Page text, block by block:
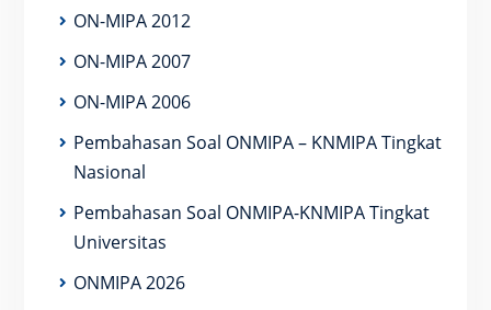
ON-MIPA 2012
ON-MIPA 2007
ON-MIPA 2006
Pembahasan Soal ONMIPA – KNMIPA Tingkat
Nasional
Pembahasan Soal ONMIPA-KNMIPA Tingkat
Universitas
ONMIPA 2026